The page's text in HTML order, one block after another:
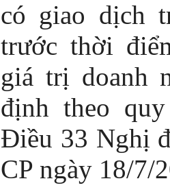
có giao dịch
trước thời
giá trị doanh
định theo
Điều 33 Nghị
CP ngày 18/7/